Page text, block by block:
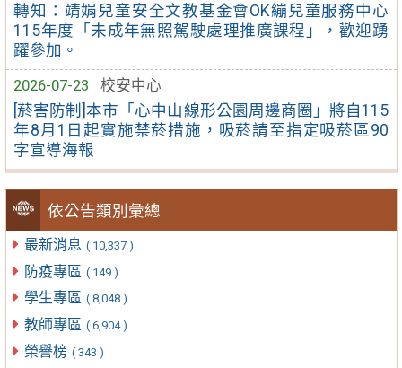
轉知：靖娟兒童安全文教基金會OK繃兒童服務中心
115年度「未成年無照駕駛處理推廣課程」，歡迎踴
躍參加。
2026-07-23
校安中心
[菸害防制]本市「心中山線形公園周邊商圈」將自115
年8月1日起實施禁菸措施，吸菸請至指定吸菸區90
字宣導海報
依公告類別彙總
最新消息 ( 10,337 )
防疫專區 ( 149 )
學生專區 ( 8,048 )
教師專區 ( 6,904 )
榮譽榜 ( 343 )